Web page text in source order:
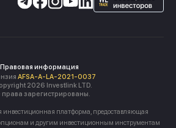
Правовая информация
AFSA-A-LA-2021-0037
2026 Investlink LTD.
права зарегистрированы.
платформа, предоставляющая
и другим инвестиционным инструментам